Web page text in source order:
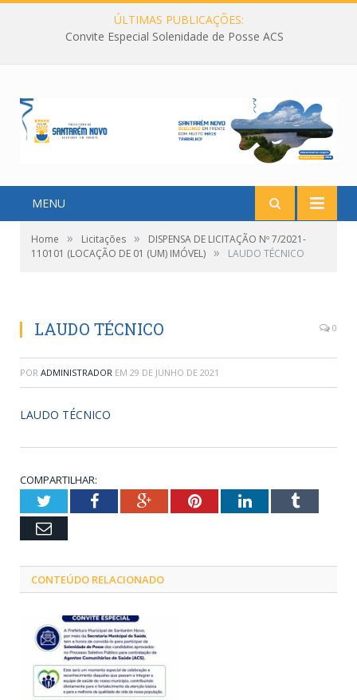
ÚLTIMAS PUBLICAÇÕES:
Convite Especial Solenidade de Posse ACS
MENU
Home » Licitações »
DISPENSA DE LICITAÇÃO Nº 7/2021-
110101 (LOCAÇÃO DE 01 (UM) IMÓVEL) » LAUDO TÉCNICO
LAUDO TÉCNICO 0
POR ADMINISTRADOR EM 29 DE JUNHO DE 2021
LAUDO TÉCNICO
COMPARTILHAR:
TwitterFacebookGoogle+PinterestLinkedInTumblr
Email
CONTEÚDO RELACIONADO